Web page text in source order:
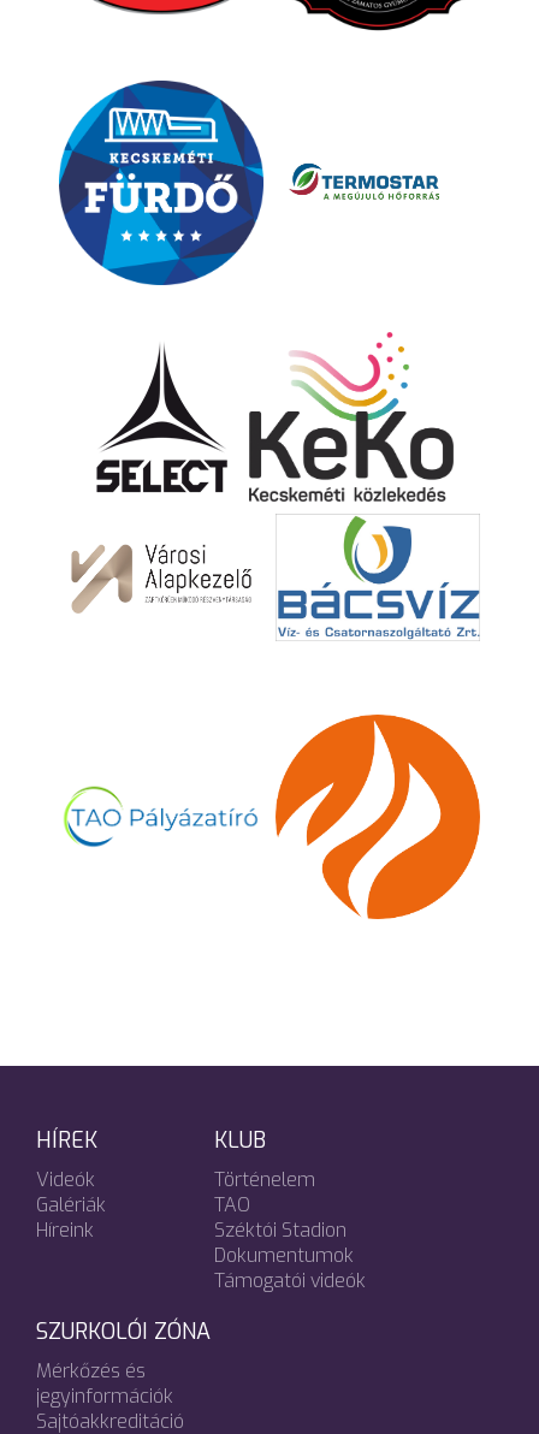
HÍREK
Videók
Galériák
Híreink
KLUB
Történelem
TAO
Széktói Stadion
Dokumentumok
Támogatói videók
SZURKOLÓI ZÓNA
Mérkőzés és
jegyinformációk
Sajtóakkreditáció